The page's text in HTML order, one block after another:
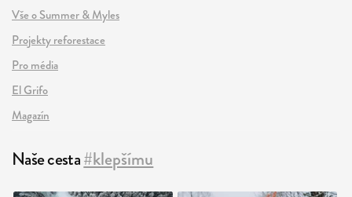
Vše o Summer & Myles
Projekty reforestace
Pro média
El Grifo
Magazín
Naše cesta#klepšímu